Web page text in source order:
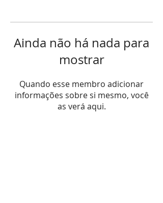
Ainda não há nada para
mostrar
Quando esse membro adicionar
informações sobre si mesmo, você
as verá aqui.